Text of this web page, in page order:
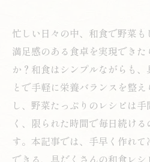
忙しい日々の中、和食で野菜
満足感のある食卓を実現でき
か？和食はシンプルながらも
とで手軽に栄養バランスを整
し、野菜たっぷりのレシピは
く、限られた時間で毎日続け
す。本記事では、手早く作れ
できる、具だくさんの和食レ